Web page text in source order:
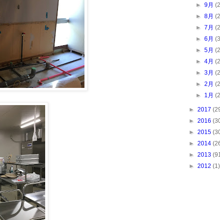
►9月
►8月
►7月
►6月
►5月
►4月
►3月
►2月
► 1月
► 2017
► 2016
► 2015
► 2014
► 2013
► 2012 (1)